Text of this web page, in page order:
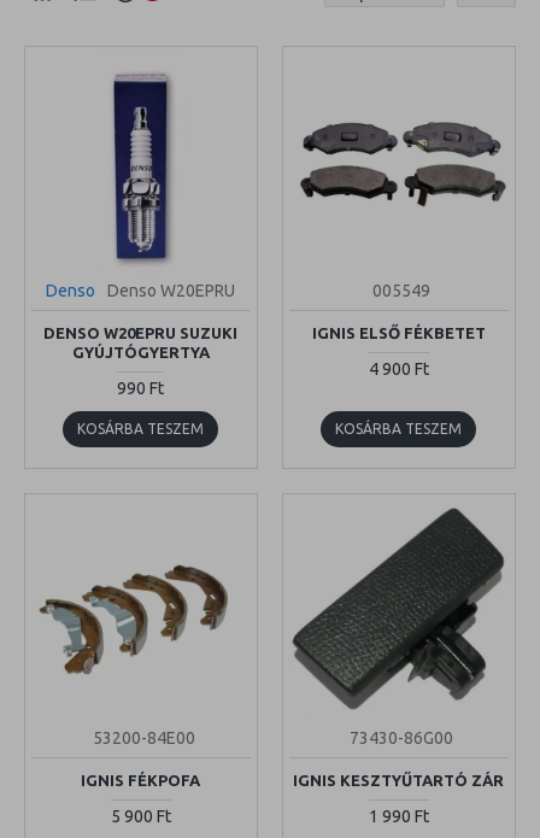
Denso Denso W20EPRU
DENSO W20EPRU SUZUKI
GYÚJTÓGYERTYA
990 Ft
KOSÁRBA TESZEM
005549
IGNIS ELSŐ FÉKBETET
4 900 Ft
KOSÁRBA TESZEM
53200-84E00
IGNIS FÉKPOFA
5 900 Ft
73430-86G00
IGNIS KESZTYŰTARTÓ ZÁR
1 990 Ft